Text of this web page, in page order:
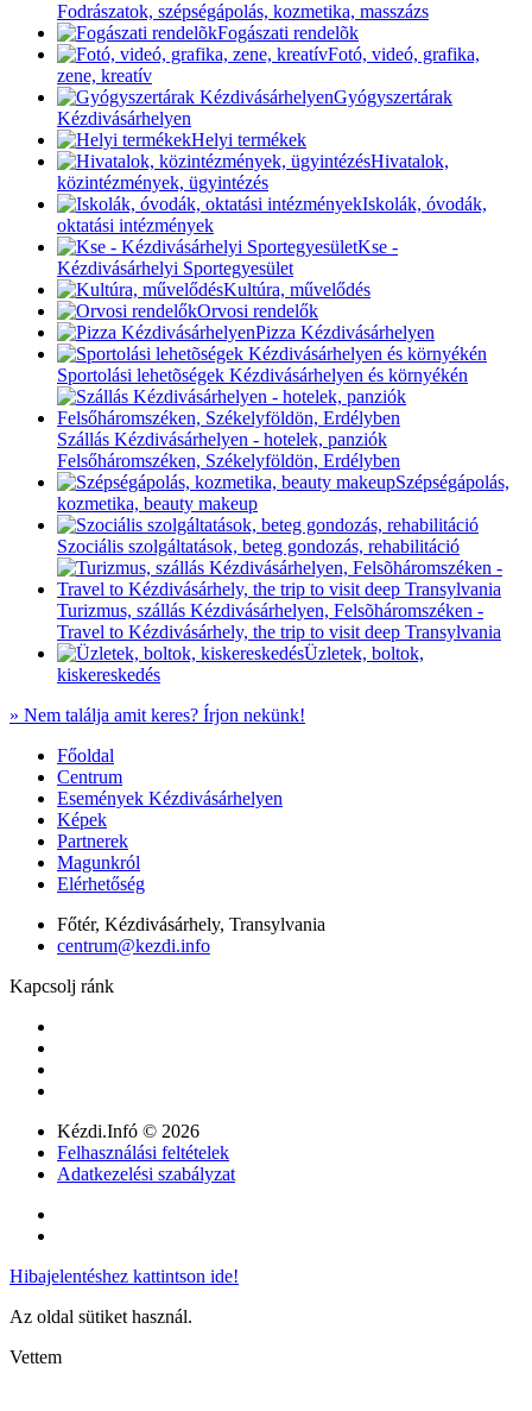
Fodrászatok, szépségápolás, kozmetika, masszázs
Fogászati rendelõk
Fotó, videó, grafika,
zene, kreatív
Gyógyszertárak
Kézdivásárhelyen
Helyi termékek
Hivatalok,
közintézmények, ügyintézés
Iskolák, óvodák,
oktatási intézmények
Kse -
Kézdivásárhelyi Sportegyesület
Kultúra, művelődés
Orvosi rendelők
Pizza Kézdivásárhelyen
Sportolási lehetõségek Kézdivásárhelyen és környékén
Szállás Kézdivásárhelyen - hotelek, panziók
Felsőháromszéken, Székelyföldön, Erdélyben
Szépségápolás,
kozmetika, beauty makeup
Szociális szolgáltatások, beteg gondozás, rehabilitáció
Turizmus, szállás Kézdivásárhelyen, Felsõháromszéken -
Travel to Kézdivásárhely, the trip to visit deep Transylvania
Üzletek, boltok,
kiskereskedés
» Nem találja amit keres? Írjon nekünk!
Főoldal
Centrum
Események Kézdivásárhelyen
Képek
Partnerek
Magunkról
Elérhetőség
Főtér, Kézdivásárhely, Transylvania
centrum@kezdi.info
Kapcsolj ránk
Kézdi.Infó © 2026
Felhasználási feltételek
Adatkezelési szabályzat
Hibajelentéshez kattintson ide!
Az oldal sütiket használ.
Vettem